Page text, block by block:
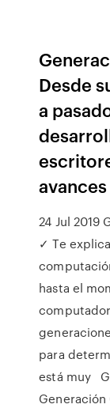
Desde
a
avances
24 Jul 2019
✓ Te
hasta el
para
está muy
Generación